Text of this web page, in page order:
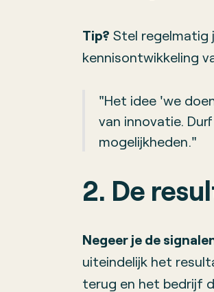
Tip? Stel regelmatig
kennisontwikkeling
"Het idee 'we
van innovatie.
mogelijkheden."
2. De
Negeer je de
uiteindelijk het
terug en het bedrijf